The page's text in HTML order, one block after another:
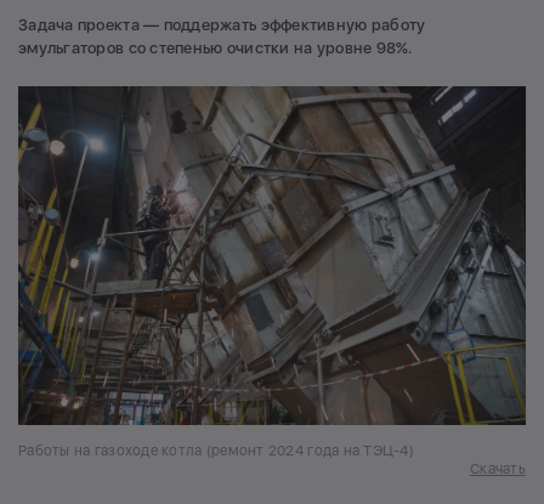
Задача проекта — поддержать эффективную работу
эмульгаторов со степенью очистки на уровне 98%.
Работы на газоходе котла (ремонт 2024 года на ТЭЦ-4)
Скачать